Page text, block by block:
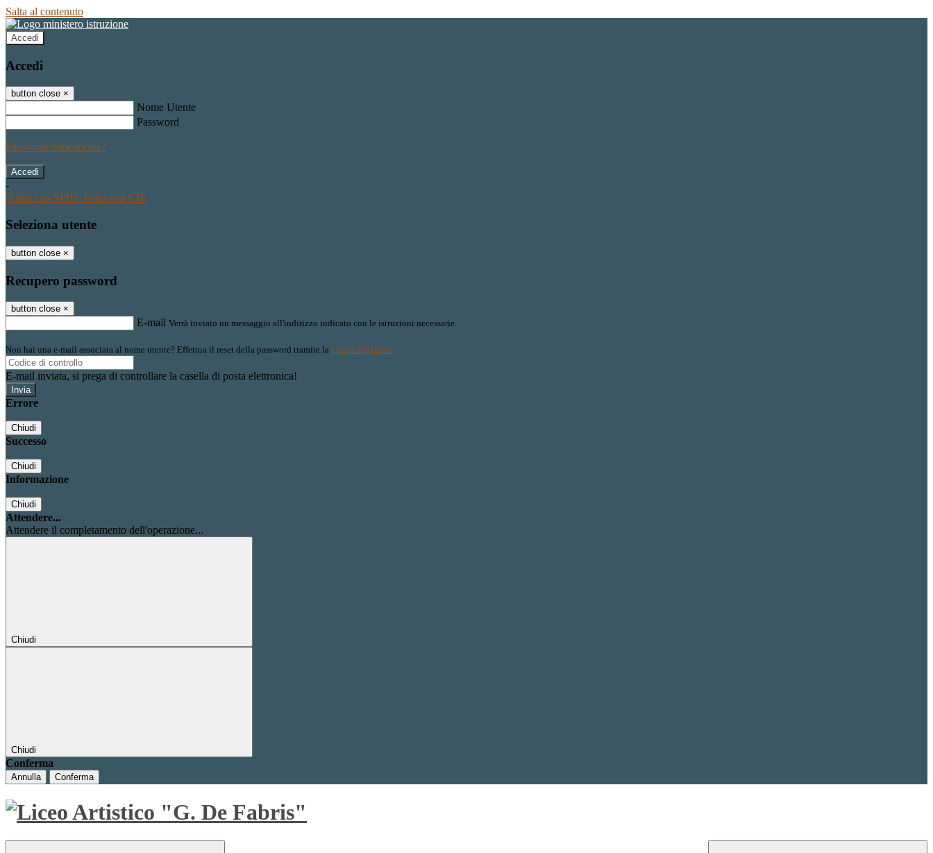
Salta al contenuto
Accedi
Accedi
button close ×
Nome Utente
Password
Password dimenticata?
-
Entra con SPID Entra con CIE
Seleziona utente
button close ×
Recupero password
button close ×
E-mail Verrà inviato un messaggio all'indirizzo indicato con le istruzioni necessarie.
Non hai una e-mail associata al nome utente? Effettua il reset della password tramite la Login Spaggiari
E-mail inviata, si prega di controllare la casella di posta elettronica!
Errore
Chiudi
Successo
Chiudi
Informazione
Chiudi
Attendere...
Attendere il completamento dell'operazione...
Chiudi
Chiudi
Conferma
Annulla Conferma